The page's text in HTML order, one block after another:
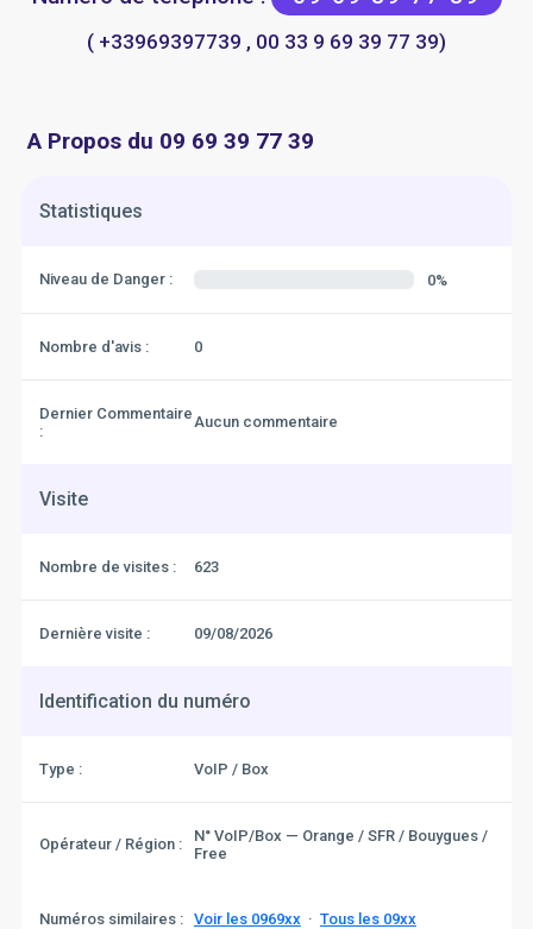
( +33969397739 , 00 33 9 69 39 77 39)
A Propos du 09 69 39 77 39
Statistiques
Niveau de Danger : 0%
Nombre d'avis : 0
Dernier Commentaire
:
Aucun commentaire
Visite
Nombre de visites : 623
Dernière visite : 09/08/2026
Identification du numéro
Type : VoIP / Box
Opérateur / Région :
N° VoIP/Box — Orange / SFR / Bouygues /
Free
Numéros similaires : Voir les 0969xx· Tous les 09xx